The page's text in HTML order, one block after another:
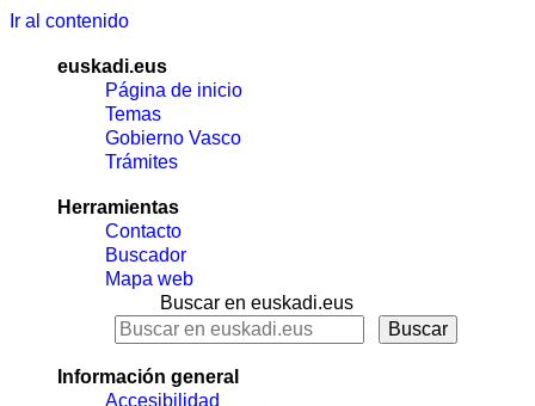
Ir al contenido
euskadi.eus
Página de inicio
Temas
Gobierno Vasco
Trámites
Herramientas
Contacto
Buscador
Mapa web
Buscar en euskadi.eus
Información general
Accesibilidad